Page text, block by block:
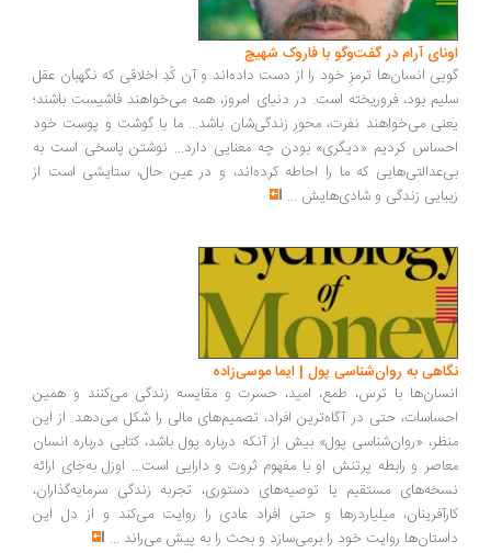
آرام در گفت‌وگو با فاروک شهیچ‭
انسان‌ها ترمزِ خود را از دست داده‌اند و آن کُدِ اخلاقی که نگهبان عقل
بود، فروریخته است. در دنیای امروز، همه می‌خواهند فاشیست باشند؛
می‌خواهند نفرت، محورِ زندگی‌شان باشد... ما با گوشت و پوست خود
کردیم «دیگری» بودن چه معنایی دارد... نوشتن پاسخی است به
که ما را احاطه کرده‌اند، و در عین حال، ستایشی است از
زندگی و شادی‌هایش...
به روان‌شناسی پول | ایما موسی‌زاده
با ترس، طمع، امید، حسرت و مقایسه زندگی می‌کنند و همین
حتی در آگاه‌ترین افراد، تصمیم‌های مالی را شکل می‌دهد. از این
«روان‌شناسی پول» بیش از آنکه درباره پول باشد، کتابی درباره انسان
و رابطه پرتنش او با مفهوم ثروت و دارایی است... اوزل به‌جای ارائه
مستقیم یا توصیه‌های دستوری، تجربه زندگی سرمایه‌گذاران،
میلیاردرها و حتی افراد عادی را روایت می‌کند و از دل این
روایت خود را برمی‌سازد و بحث را به پیش می‌راند ...